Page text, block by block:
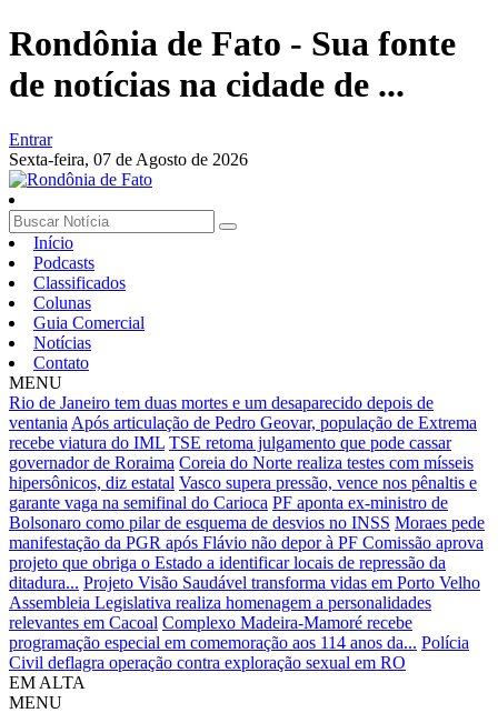
Rondônia de Fato - Sua fonte
de notícias na cidade de ...
Entrar
Sexta-feira, 07 de Agosto de 2026
Início
Podcasts
Classificados
Colunas
Guia Comercial
Notícias
Contato
MENU
Rio de Janeiro tem duas mortes e um desaparecido depois de
ventania Após articulação de Pedro Geovar, população de Extrema
recebe viatura do IML TSE retoma julgamento que pode cassar
governador de Roraima Coreia do Norte realiza testes com mísseis
hipersônicos, diz estatal Vasco supera pressão, vence nos pênaltis e
garante vaga na semifinal do Carioca PF aponta ex-ministro de
Bolsonaro como pilar de esquema de desvios no INSS Moraes pede
manifestação da PGR após Flávio não depor à PF Comissão aprova
projeto que obriga o Estado a identificar locais de repressão da
ditadura... Projeto Visão Saudável transforma vidas em Porto Velho
Assembleia Legislativa realiza homenagem a personalidades
relevantes em Cacoal Complexo Madeira-Mamoré recebe
programação especial em comemoração aos 114 anos da... Polícia
Civil deflagra operação contra exploração sexual em RO
EM ALTA
MENU